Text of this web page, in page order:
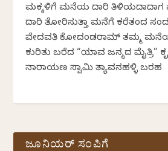
ಮಕ್ಕಳಿಗೆ ಮನೆಯ ದಾರಿ ತಿಳಿಯದಾದಾಗ
ದಾರಿ ತೋರಿಸುತ್ತಾ ಮನೆಗೆ ಕರೆತಂದ
ವೇದವತಿ ಕೋದಂಡರಾಮ್ ತಮ್ಮ ಮನೆಯ
ಕುರಿತು ಬರೆದ “ಯಾವ ಜನ್ಮದ ಮೈತ್ರಿ”
ನಾರಾಯಣ ಸ್ವಾಮಿ ತ್ಯಾವನಹಳ್ಳಿ ಬರಹ
ಜೂನಿಯರ್ ಸಂಪಿಗೆ